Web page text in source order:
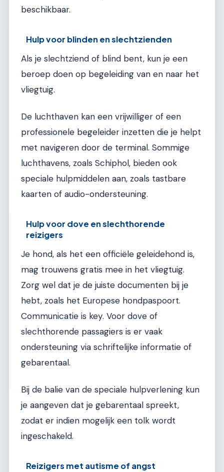
beschikbaar.
Hulp voor blinden en slechtzienden
Als je slechtziend of blind bent, kun je een
beroep doen op begeleiding van en naar het
vliegtuig.
De luchthaven kan een vrijwilliger of een
professionele begeleider inzetten die je helpt
met navigeren door de terminal. Sommige
luchthavens, zoals Schiphol, bieden ook
speciale hulpmiddelen aan, zoals tastbare
kaarten of audio-ondersteuning.
Hulp voor dove en slechthorende
reizigers
Je hond, als het een officiële geleidehond is,
mag trouwens gratis mee in het vliegtuig.
Zorg wel dat je de juiste documenten bij je
hebt, zoals het Europese hondpaspoort.
Communicatie is key. Voor dove of
slechthorende passagiers is er vaak
ondersteuning via schriftelijke informatie of
gebarentaal.
Bij de balie van de speciale hulpverlening kun
je aangeven dat je gebarentaal spreekt,
zodat er indien mogelijk een tolk wordt
ingeschakeld.
Reizigers met autisme of angst